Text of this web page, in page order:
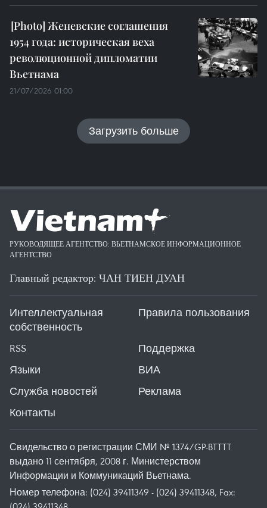
Женевские соглашения
1954 года: историческая веха
революционной дипломатии
Вьетнама
21/07/2026 01:00
Загрузить больше
РУКОВОДЯЩЕЕ АГЕНТСТВО: ВЬЕТНАМСКОЕ ИНФОРМАЦИОННОЕ
АГЕНТСТВО
Главный редактор: ЧАН ТИЕН ДУАН
Интеллектуальная
собственность
Правила пользования
RSS
Поддержка
Языки
ВИА
Служба новостей
Реклама
Контакты
Свидельство о регистрации СМИ № 1374/GP-BTTTT
выдано 11 сентября, 2008 г. Министерством
Информации и Коммуникаций Вьетнама.
Номер телефона: (024) 39411349 - (024) 39411348, Fax: